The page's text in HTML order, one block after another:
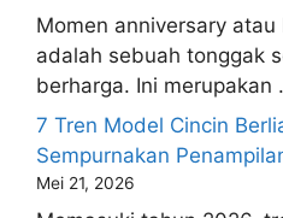
Momen anniversary
adalah sebuah tonggak
berharga. Ini merupakan
7 Tren Model Cincin
Sempurnakan
Mei 21, 2026